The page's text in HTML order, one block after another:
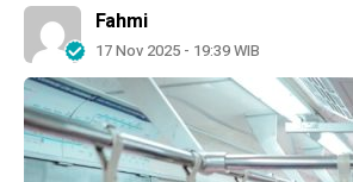
Fahmi
17 Nov 2025 - 19:39 WIB